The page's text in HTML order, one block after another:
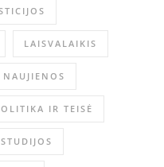
LAISVALAIKIS
IR TEISĖ
STUDIJOS